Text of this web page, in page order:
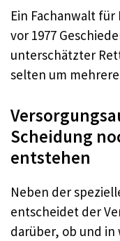
Ein Fachanwalt
vor 1977
unterschätzter
selten um
Scheidung
entstehen
Neben der
entscheidet der
darüber, ob und